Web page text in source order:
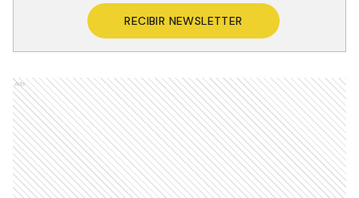
RECIBIR NEWSLETTER
Ads